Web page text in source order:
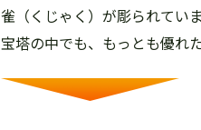
雀（くじゃく）が彫られてい
宝塔の中でも、もっとも優れ